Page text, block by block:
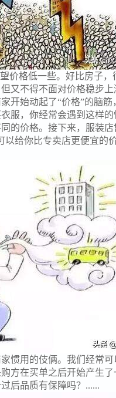
价格低一些。好比房子
又不得不面对价格稳步
开始动起了“价格”的脑
服，你经常会遇到这样
的价格。接下来，服装
以给你比专卖店更便宜的
惯用的伎俩。我们经常
方在买单之后开始产生
后品质有保障吗？......